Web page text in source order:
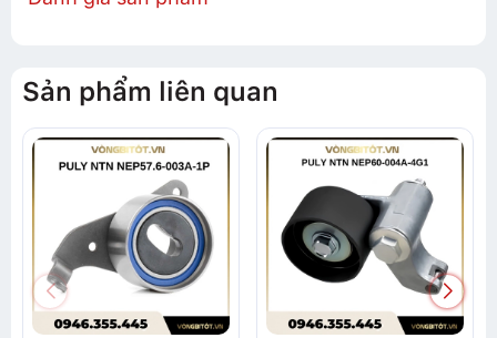
Sản phẩm liên quan